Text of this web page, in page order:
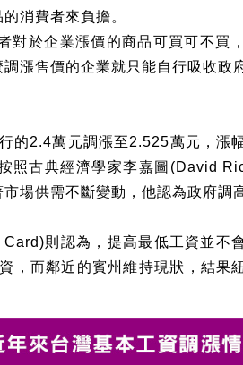
消費者來負擔。
對於企業漲價的商品可買可不買
漲售價的企業就只能自行吸收政
的2.4萬元調漲至2.525萬元，漲
照古典經濟學家李嘉圖 (David
場供需不斷變動，他認為政府調
Card)則認為，提高最低工資並不
，而鄰近的賓州維持現狀，結果